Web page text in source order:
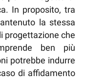
In proposito, tra
la stessa
progettazione che
ben più
potrebbe indurre
di affidamento